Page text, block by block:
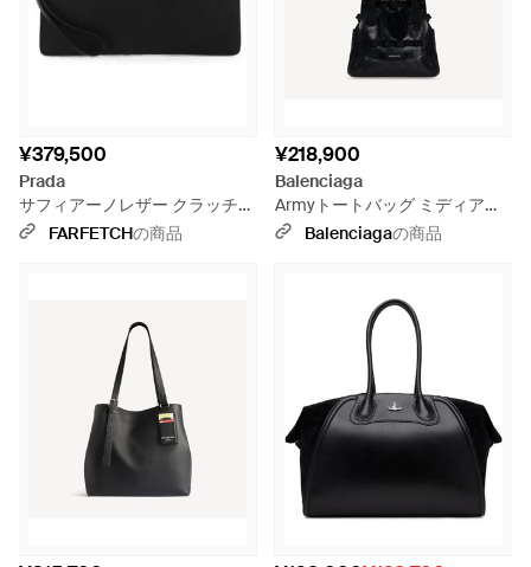
¥379,500
Prada
サフィアーノレザー クラッチバ
ッグ - ブラック
FARFETCHの商品
¥218,900
Balenciaga
Armyトートバッグ ミディアム -
ブラックBalenciagaの商品